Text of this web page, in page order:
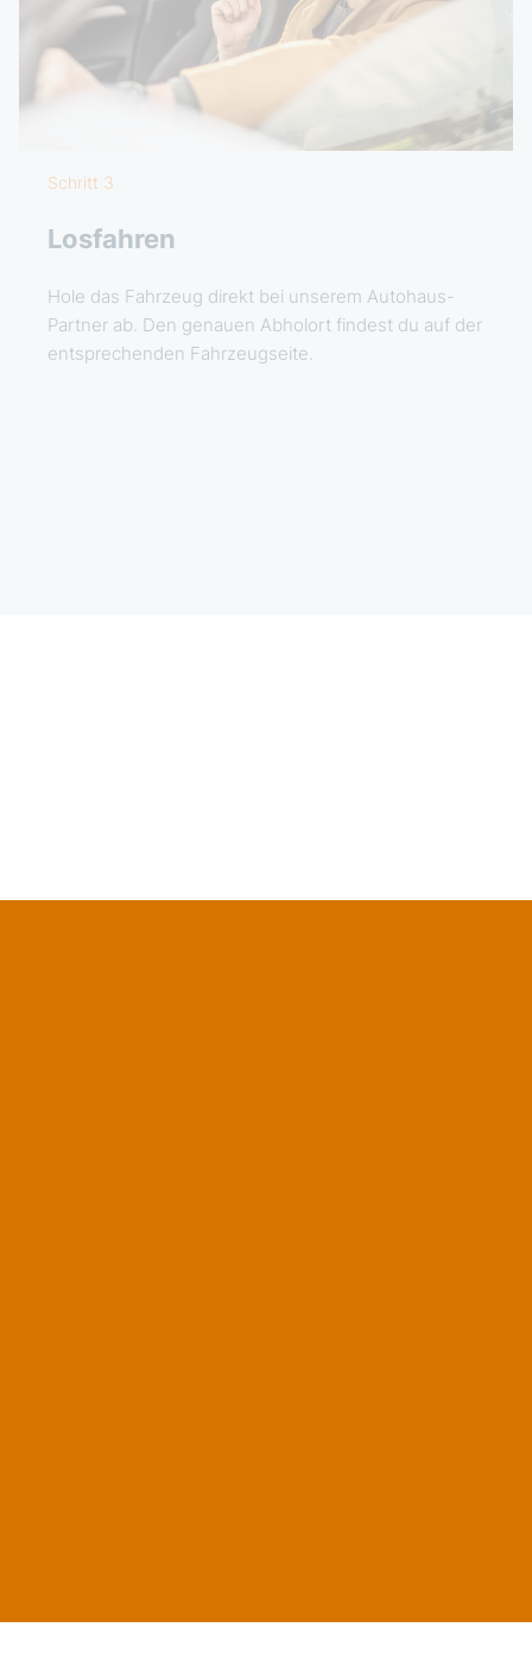
Schritt 3
Losfahren
Hole das Fahrzeug direkt bei unserem Autohaus-
Partner ab. Den genauen Abholort findest du auf der
entsprechenden Fahrzeugseite.